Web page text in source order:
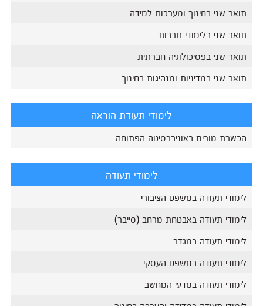
תואר שני בחינוך ומערכות למידה
תואר שני בלימודי תרבות
תואר שני בפסיכולוגיה חברתית
תואר שני במדיניות ומנהיגות בחינוך
לימודי תעודת הוראה
הכשרת מורים באוניברסיטה הפתוחה
לימודי תעודה
לימודי תעודה במשפט הציבורי
לימודי תעודה באבטחת מרחב (סייבר)
לימודי תעודה במגדר
לימודי תעודה במשפט העסקי
לימודי תעודה במדעי המחשב